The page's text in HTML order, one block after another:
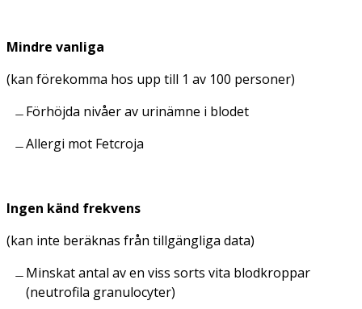
Mindre vanliga
(kan förekomma hos upp till 1 av 100 personer)
Förhöjda nivåer av urinämne i blodet
Allergi mot Fetcroja
Ingen känd frekvens
(kan inte beräknas från tillgängliga data)
Minskat antal av en viss sorts vita blodkroppar
(neutrofila granulocyter)